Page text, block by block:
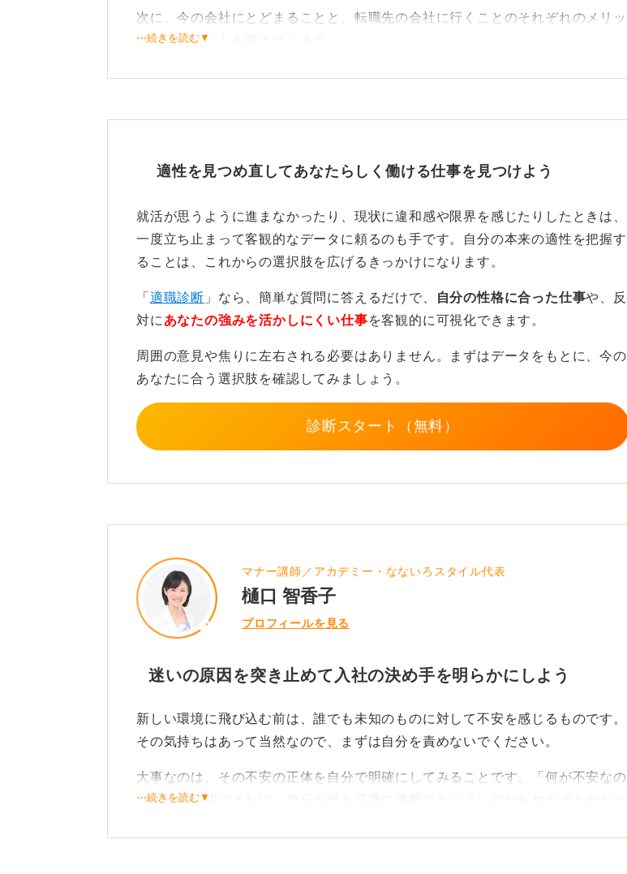
次に、今の会社にとどまることと、転職先の会社に行くことのそれぞれのメリッ
ト、デメリットを書き出します。
さらに5年後、10年後にどんな自分になっていたいか、その理想の自分になるた
析します。このように客観的に分析することで、決断しやすくなります。
自分が納得できるまで検討して決断しよう
分析をしたうえで、「やはり今の会社に残る」あるいは「転職する」と決めたの
であれば、それは自身がしっかり考えて出した結論です。「あれだけ考えて決め
たのだから」と、ある種の諦めというか、納得感が生まれるはずです。その時の
どちらの道を選んでも、将来何が起こるかは誰にもわかりません。100%正しい
大切なのは、その時々で自分が納得できるまで考え抜き、決断することです。そ
0
⋯続きを読む▼
適性を見つめ直してあなたらしく働ける仕事を見つけよう
就活が思うように進まなかったり、現状に違和感や限界を感じたりしたときは、
一度立ち止まって客観的なデータに頼るのも手です。自分の本来の適性を把握す
ることは、これからの選択肢を広げるきっかけになります。
「 適職診断 」なら、簡単な質問に答えるだけで、 自分の性格に合った仕事や、反
対に あなたの強みを活かしにくい仕事を客観的に可視化できます。
周囲の意見や焦りに左右される必要はありません。まずはデータをもとに、今の
あなたに合う選択肢を確認してみましょう。
診断スタート（無料）
マナー講師／アカデミー・なないろスタイル代表
樋口 智香子
プロフィールを見る
迷いの原因を突き止めて入社の決め手を明らかにしよう
新しい環境に飛び込む前は、誰でも未知のものに対して不安を感じるものです。
その気持ちはあって当然なので、まずは自分を責めないでください。
大事なのは、その不安の正体を自分で明確にしてみることです。「何が不安なの
か」を言語化できれば、自分が何を基準に決断すればよいのかもおのずとわかっ
⋯続きを読む▼